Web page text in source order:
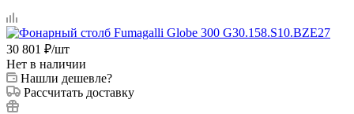
30 801 ₽/шт
Нет в наличии
Нашли дешевле?
Рассчитать доставку